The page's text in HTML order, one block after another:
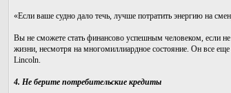
«Если ваше судно дало течь, лучше потратить энергию на
Вы не сможете стать финансово успешным человеком, если
жизни, несмотря на многомиллиардное состояние. Он все
Lincoln.
4. Не берите потребительские кредиты